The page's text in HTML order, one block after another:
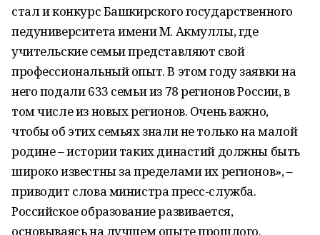
стал и конкурс Башкирского государственного
педуниверситета имени М. Акмуллы, где
учительские семьи представляют свой
профессиональный опыт. В этом году заявки на
него подали 633 семьи из 78 регионов России, в
том числе из новых регионов. Очень важно,
чтобы об этих семьях знали не только на малой
родине – истории таких династий должны быть
широко известны за пределами их регионов», –
приводит слова министра пресс-служба.
Российское образование развивается,
основываясь на лучшем опыте прошлого.